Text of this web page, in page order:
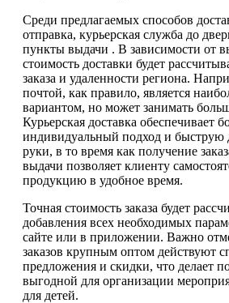
Среди предлагаемых способов
отправка, курьерская служба до
пункты выдачи . В зависимости от
стоимость доставки будет
заказа и удаленности региона.
почтой, как правило, является
вариантом, но может занимать
Курьерская доставка обеспечивает
индивидуальный подход и быструю
руки, в то время как получение
выдачи позволяет клиенту
продукцию в удобное время.
Точная стоимость заказа будет
добавления всех необходимых
сайте или в приложении. Важно
заказов крупным оптом действуют
предложения и скидки, что делает
выгодной для организации
для детей.